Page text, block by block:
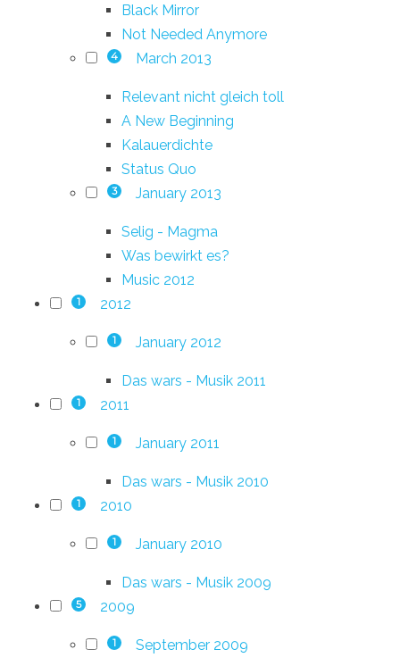
Black Mirror
Not Needed Anymore
4 March 2013
Relevant nicht gleich toll
A New Beginning
Kalauerdichte
Status Quo
3 January 2013
Selig - Magma
Was bewirkt es?
Music 2012
1 2012
1 January 2012
Das wars - Musik 2011
1 2011
1 January 2011
Das wars - Musik 2010
1 2010
1 January 2010
Das wars - Musik 2009
5 2009
1 September 2009